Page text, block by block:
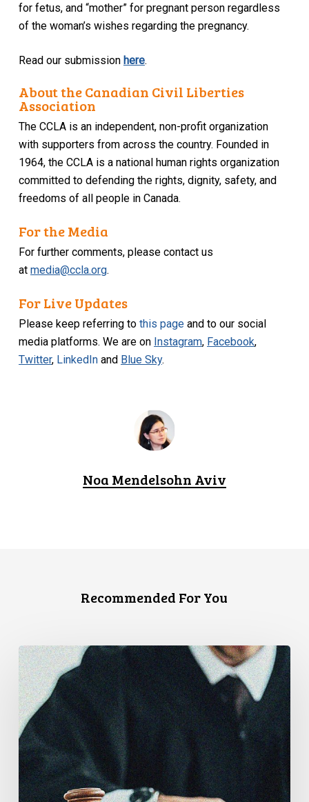
for fetus, and “mother” for pregnant person regardless
of the woman’s wishes regarding the pregnancy.
Read our submission here.
About the Canadian Civil Liberties
Association
The CCLA is an independent, non-profit organization
with supporters from across the country. Founded in
1964, the CCLA is a national human rights organization
committed to defending the rights, dignity, safety, and
freedoms of all people in Canada.
For the Media
For further comments, please contact us
atmedia@ccla.org.
For Live Updates
Please keep referring tothis page and to our social
media platforms. We are on Instagram, Facebook,
Twitter, LinkedIn and Blue Sky.
Noa Mendelsohn Aviv
Recommended For You
Canadian
Civil
Liberties
Association
Urges
Federal
Government
to
Reject